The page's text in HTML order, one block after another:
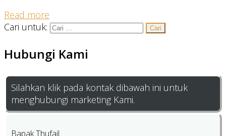
Read more
Cari untuk:
Hubungi Kami
Silahkan klik pada kontak dibawah ini untuk
menghubungi marketing Kami.
Bapak Thufail